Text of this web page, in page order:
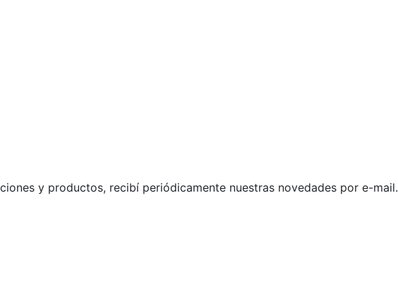
y productos, recibí periódicamente nuestras novedades por e-mail.